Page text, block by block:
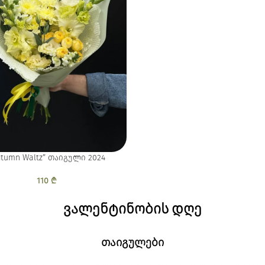
Waltz” თაიგული 2024
110 ₾
ვალენტინობის დღე
თაიგულები